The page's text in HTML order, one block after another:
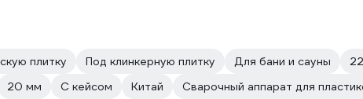
плитку Под клинкерную плитку Для бани и сауны
20 мм С кейсом Китай Сварочный аппарат для